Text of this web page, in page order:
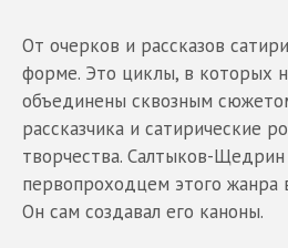
От очерков и рассказов
форме. Это циклы, в которых
объединены сквозным
рассказчика и сатирические
творчества. Салтыков-Щедрин
первопроходцем этого жанра
Он сам создавал его каноны.